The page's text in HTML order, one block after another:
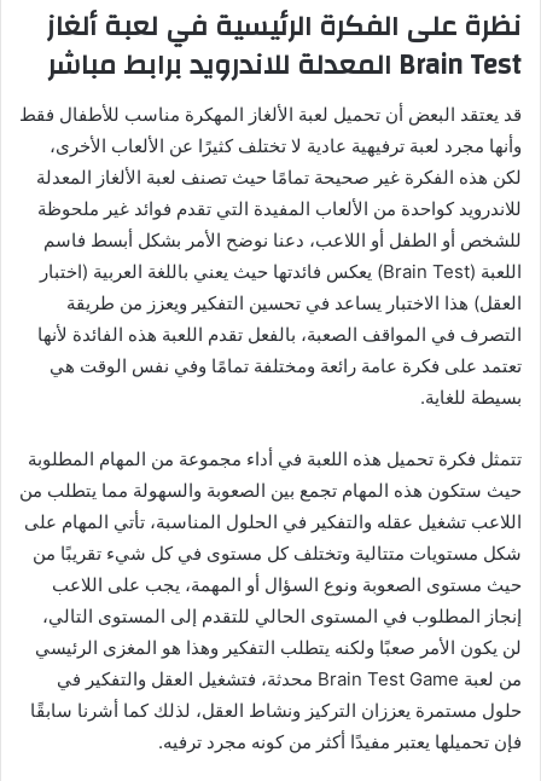
نظرة على الفكرة الرئيسية في لعبة ألغاز
Brain Test المعدلة للاندرويد برابط مباشر
قد يعتقد البعض أن تحميل لعبة الألغاز المهكرة مناسب للأطفال فقط
وأنها مجرد لعبة ترفيهية عادية لا تختلف كثيرًا عن الألعاب الأخرى،
لكن هذه الفكرة غير صحيحة تمامًا حيث تصنف لعبة الألغاز المعدلة
للاندرويد كواحدة من الألعاب المفيدة التي تقدم فوائد غير ملحوظة
للشخص أو الطفل أو اللاعب، دعنا نوضح الأمر بشكل أبسط فاسم
اللعبة (Brain Test) يعكس فائدتها حيث يعني باللغة العربية (اختبار
العقل) هذا الاختبار يساعد في تحسين التفكير ويعزز من طريقة
التصرف في المواقف الصعبة، بالفعل تقدم اللعبة هذه الفائدة لأنها
تعتمد على فكرة عامة رائعة ومختلفة تمامًا وفي نفس الوقت هي
بسيطة للغاية.
تتمثل فكرة تحميل هذه اللعبة في أداء مجموعة من المهام المطلوبة
حيث ستكون هذه المهام تجمع بين الصعوبة والسهولة مما يتطلب من
اللاعب تشغيل عقله والتفكير في الحلول المناسبة، تأتي المهام على
شكل مستويات متتالية وتختلف كل مستوى في كل شيء تقريبًا من
حيث مستوى الصعوبة ونوع السؤال أو المهمة، يجب على اللاعب
إنجاز المطلوب في المستوى الحالي للتقدم إلى المستوى التالي،
لن يكون الأمر صعبًا ولكنه يتطلب التفكير وهذا هو المغزى الرئيسي
من لعبة Brain Test Game محدثة، فتشغيل العقل والتفكير في
حلول مستمرة يعززان التركيز ونشاط العقل، لذلك كما أشرنا سابقًا
فإن تحميلها يعتبر مفيدًا أكثر من كونه مجرد ترفيه.